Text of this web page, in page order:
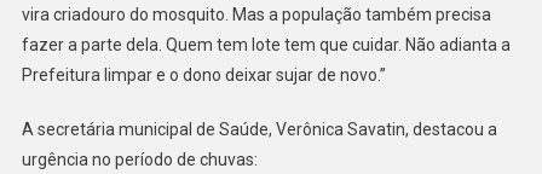
vira criadouro do mosquito. Mas a população também precisa
fazer a parte dela. Quem tem lote tem que cuidar. Não adianta a
Prefeitura limpar e o dono deixar sujar de novo.”
A secretária municipal de Saúde, Verônica Savatin, destacou a
urgência no período de chuvas: